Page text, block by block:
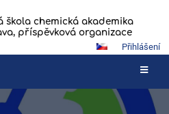
škola chemická akademika
příspěvková organizace
Přihlášení